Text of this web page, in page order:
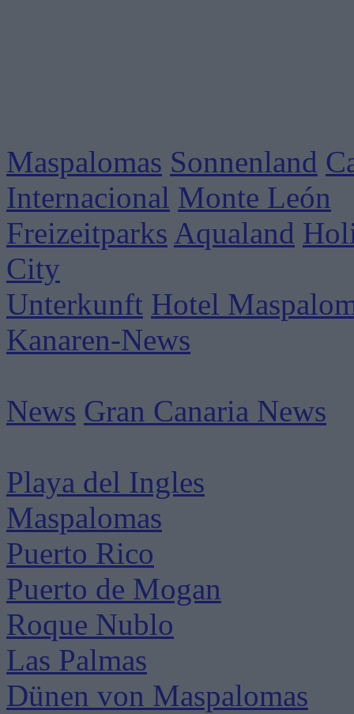
Maspalomas Sonnenland
Internacional Monte León
Freizeitparks Aqualand
City
Unterkunft Hotel
Kanaren-News
News Gran Canaria News
Playa del Ingles
Maspalomas
Puerto Rico
Puerto de Mogan
Roque Nublo
Las Palmas
Dünen von Maspalomas